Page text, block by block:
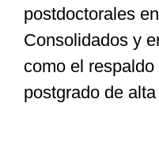
postdoctorales
Consolidados y
como el
postgrado de